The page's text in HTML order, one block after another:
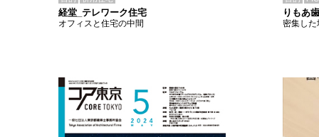
経堂_テレワーク住宅
オフィスと住宅の中間
りもあ
密集した